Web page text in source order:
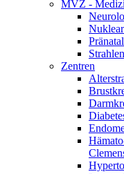
MVZ -
Zentren